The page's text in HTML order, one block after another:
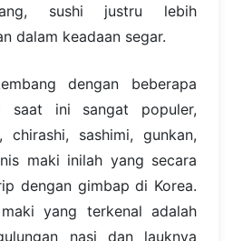
sushi justru lebih
dalam keadaan segar.
dengan beberapa
saat ini sangat populer,
sashimi, gunkan,
maki inilah yang secara
dengan gimbap di Korea.
yang terkenal adalah
nasi dan lauknya